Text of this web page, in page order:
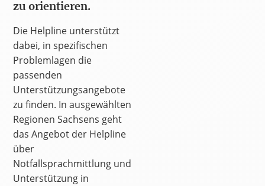
zu orientieren.
Die Helpline unterstützt
dabei, in spezifischen
Problemlagen die
passenden
Unterstützungsangebote
zu finden. In ausgewählten
Regionen Sachsens geht
das Angebot der Helpline
über
Notfallsprachmittlung und
Unterstützung in